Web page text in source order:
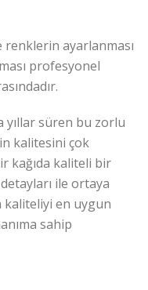
renklerin ayarlanması
profesyonel
yıllar süren bu zorlu
kalitesini çok
kağıda kaliteli bir
ile ortaya
kaliteliyi en uygun
sahip